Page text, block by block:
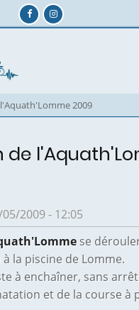
2009
de
2009 - 12:05
se
à la piscine de Lomme.
à enchaîner, sans
et de la course à